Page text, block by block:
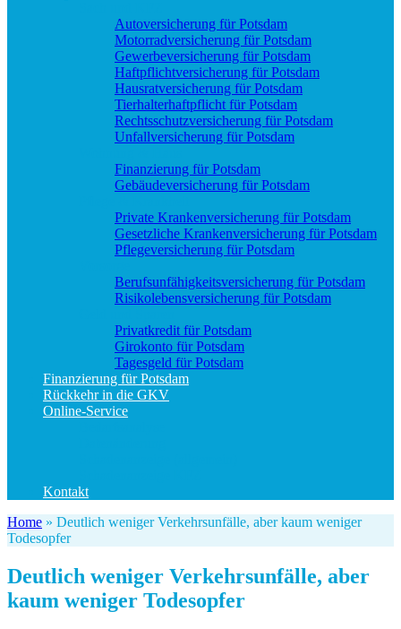
Autoversicherung für Potsdam
Motorradversicherung für Potsdam
Gewerbeversicherung für Potsdam
Haftpflichtversicherung für Potsdam
Hausratversicherung für Potsdam
Tierhalterhaftpflicht für Potsdam
Rechtsschutzversicherung für Potsdam
Unfallversicherung für Potsdam
Finanzierung für Potsdam
Gebäudeversicherung für Potsdam
Private Krankenversicherung für Potsdam
Gesetzliche Krankenversicherung für Potsdam
Pflegeversicherung für Potsdam
Berufs­unfähigkeitsversicherung für Potsdam
Risikolebensversicherung für Potsdam
Privatkredit für Potsdam
Girokonto für Potsdam
Tagesgeld für Potsdam
Finanzierung für Potsdam
Rückkehr in die GKV
Online-Service
Kontakt
Home » Deutlich weniger Verkehrsunfälle, aber kaum weniger
Todesopfer
Deutlich weniger Verkehrsunfälle, aber
kaum weniger Todesopfer